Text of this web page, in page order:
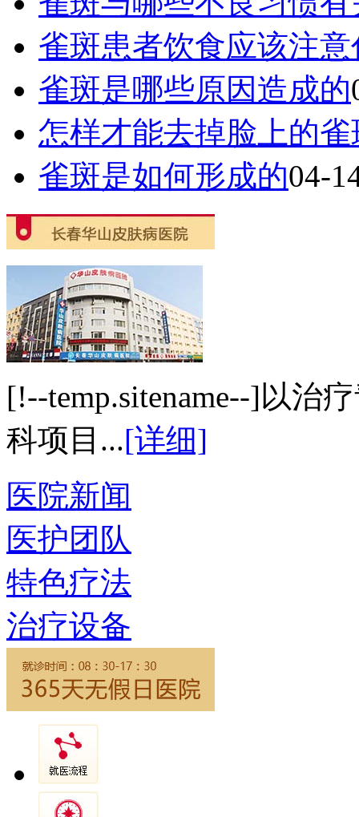
雀斑患者饮食应该注意
雀斑是哪些原因造成的
怎样才能去掉脸上的雀
雀斑是如何形成的04-
[!--temp.sitename--]以治
科项目...[详细]
医院新闻
医护团队
特色疗法
治疗设备